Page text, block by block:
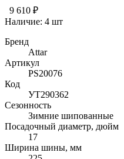
9 610 ₽
Наличие: 4 шт
Бренд
Attar
Артикул
PS20076
Код
УТ290362
Сезонность
Зимние шипованные
Посадочный диаметр, дюйм
17
Ширина шины, мм